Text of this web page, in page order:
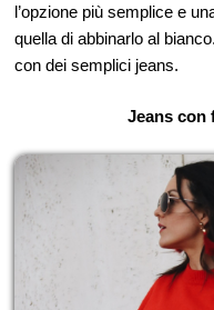
l’opzione più semplice e
quella di abbinarlo al
con dei semplici jeans.
Jeans con